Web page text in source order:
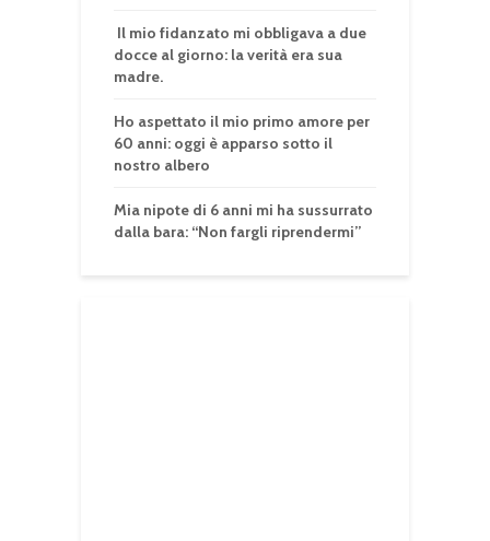
Il mio fidanzato mi obbligava a due
docce al giorno: la verità era sua
madre.
Ho aspettato il mio primo amore per
60 anni: oggi è apparso sotto il
nostro albero
Mia nipote di 6 anni mi ha sussurrato
dalla bara: “Non fargli riprendermi”